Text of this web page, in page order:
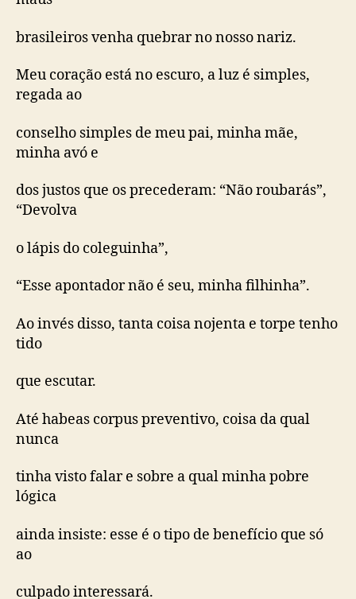
brasileiros venha quebrar no nosso nariz.
Meu coração está no escuro, a luz é simples,
regada ao
conselho simples de meu pai, minha mãe,
minha avó e
dos justos que os precederam: “Não roubarás”,
“Devolva
o lápis do coleguinha”,
“Esse apontador não é seu, minha filhinha”.
Ao invés disso, tanta coisa nojenta e torpe tenho
tido
que escutar.
Até habeas corpus preventivo, coisa da qual
nunca
tinha visto falar e sobre a qual minha pobre
lógica
ainda insiste: esse é o tipo de benefício que só
ao
culpado interessará.